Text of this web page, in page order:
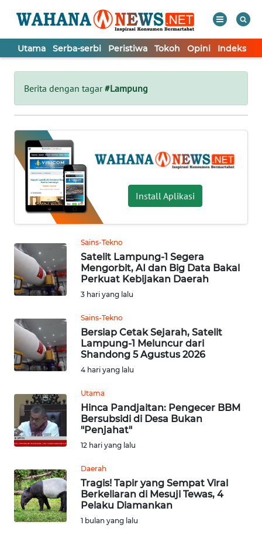
Utama Serba-serbi Peristiwa Tokoh Opini Indeks
Berita dengan tagar#Lampung
Install Aplikasi
Sains-Tekno
Satelit Lampung-1 Segera
Mengorbit, AI dan Big Data Bakal
Perkuat Kebijakan Daerah
3 hari yang lalu
Sains-Tekno
Bersiap Cetak Sejarah, Satelit
Lampung-1 Meluncur dari
Shandong 5 Agustus 2026
4 hari yang lalu
Utama
Hinca Pandjaitan: Pengecer BBM
Bersubsidi di Desa Bukan
"Penjahat"
12 hari yang lalu
Daerah
Tragis! Tapir yang Sempat Viral
Berkeliaran di Mesuji Tewas, 4
Pelaku Diamankan
1 bulan yang lalu
Tutup
UTAMA
SERBA-
SERBI
PERISTIWA
TOKOH
OPINI
Informasi
INDEKS
BERITA
KONTAK
KAMI
INFO
IKLAN
TENTANG
PEDOMAN
MEDIA
SIBER